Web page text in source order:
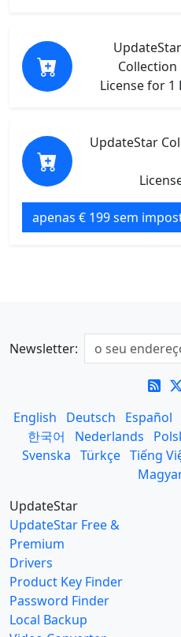
UpdateStar
Collection
License for 1
UpdateStar
apenas € 199 sem
Newsletter:
English Deutsch Español
한국어
Nederlands
Svenska Türkçe Tiếng
UpdateStar
UpdateStar Free &
Premium
Drivers
Product Key Finder
Password Finder
Local Backup